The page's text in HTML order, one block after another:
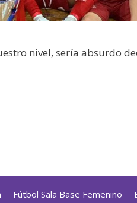
nivel, sería absurdo
Fútbol Sala Base Femenino